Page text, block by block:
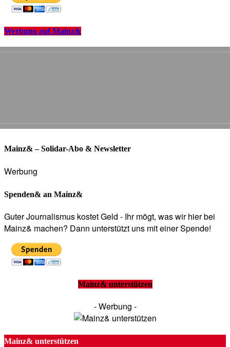
Werbung auf Mainz&
Mainz& – Solidar-Abo & Newsletter
Werbung
Spenden& an Mainz&
Guter Journalismus kostet Geld - Ihr mögt, was wir hier bei
Mainz& machen? Dann unterstützt uns mit einer Spende!
Mainz& unterstützen
- Werbung -
Mainz& unterstützen